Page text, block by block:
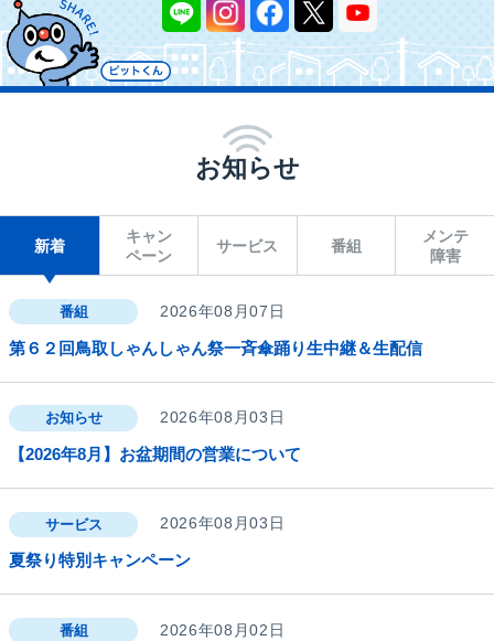
お知らせ
新着
キャン
ペーン
サービス 番組
メンテ
障害
番組 2026年08月07日
第６２回鳥取しゃんしゃん祭一斉傘踊り生中継＆生配信
お知らせ 2026年08月03日
【2026年8月】お盆期間の営業について
サービス 2026年08月03日
夏祭り特別キャンペーン
番組 2026年08月02日